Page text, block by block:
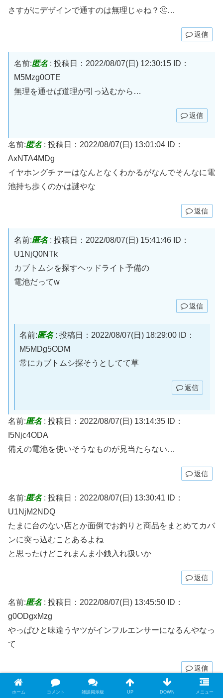
さすがにデザインで通すのは無理じゃね？🤔…
返信
名前:匿名: 投稿日：2022/08/07(日) 12:30:15
ID：
M5Mzg0OTE
無理を通せば道理が引っ込むから…
返信
名前:匿名: 投稿日：2022/08/07(日) 13:01:04 ID：
AxNTA4MDg
イヤホングチァーはなんとなくわかるがなんでそんなに電
池持ち歩くのかは謎やな
返信
名前:匿名: 投稿日：2022/08/07(日) 15:41:46
ID：
U1NjQ0NTk
カブトムシを探すヘッドライト予備の
電池だってw
返信
名前:匿名: 投稿日：2022/08/07(日) 18:29:00 ID：
M5MDg5ODM
常にカブトムシ探そうとしてて草
返信
名前:匿名: 投稿日：2022/08/07(日) 13:14:35 ID：
I5Njc4ODA
備えの電池を使いそうなものが見当たらない…
返信
名前:匿名: 投稿日：2022/08/07(日) 13:30:41
ID：
U1NjM2NDQ
たまに台のない店とか面倒でお釣りと商品をまとめてカバ
ンに突っ込むことあるよね
と思ったけどこれまんま小銭入れ扱いか
返信
名前:匿名: 投稿日：2022/08/07(日) 13:45:50 ID：
g0ODgxMzg
やっぱひと味違うヤツがインフルエンサーになるんやなっ
て
返信
名前: 投稿日：2022/08/07(日) 15:39:01 ID：
ホーム コメント 雑談掲示板 UP DOWN メニュー